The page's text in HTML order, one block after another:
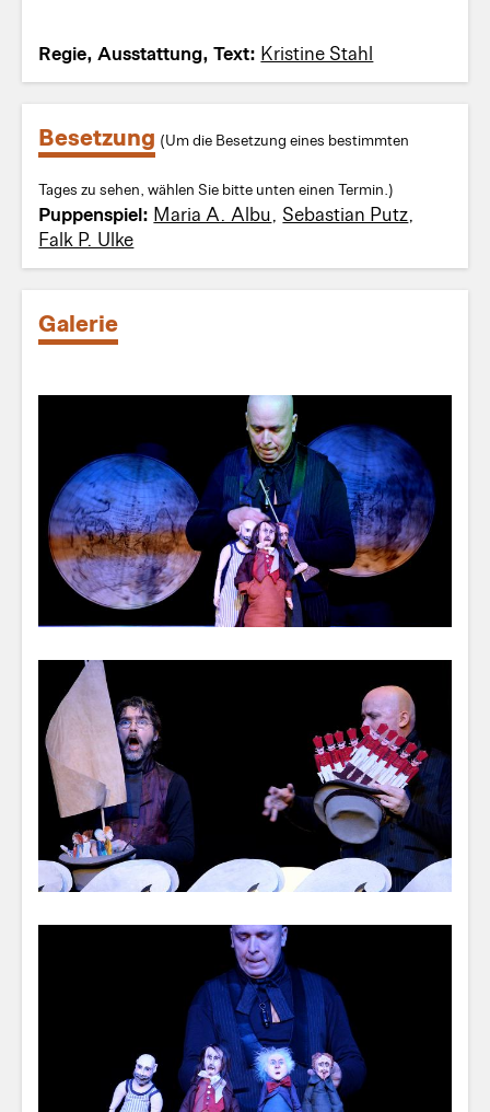
Regie, Ausstattung, Text: Kristine Stahl
Besetzung (Um die Besetzung eines bestimmten
Tages zu sehen, wählen Sie bitte unten einen Termin.)
Puppenspiel: Maria A. Albu, Sebastian Putz,
Falk P. Ulke
Galerie